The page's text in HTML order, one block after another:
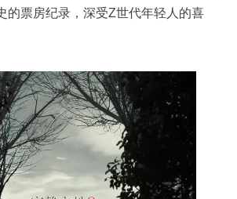
的票房纪录，深受Z世代年轻人的喜